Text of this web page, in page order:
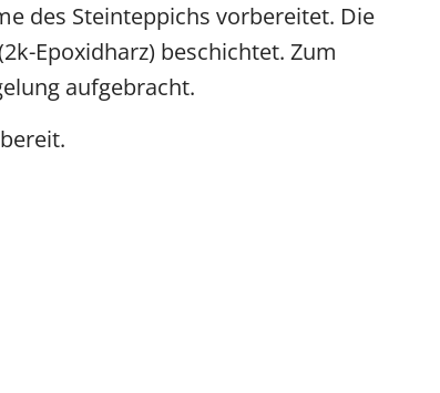
des Steinteppichs vorbereitet. Die
Epoxidharz) beschichtet. Zum
aufgebracht.